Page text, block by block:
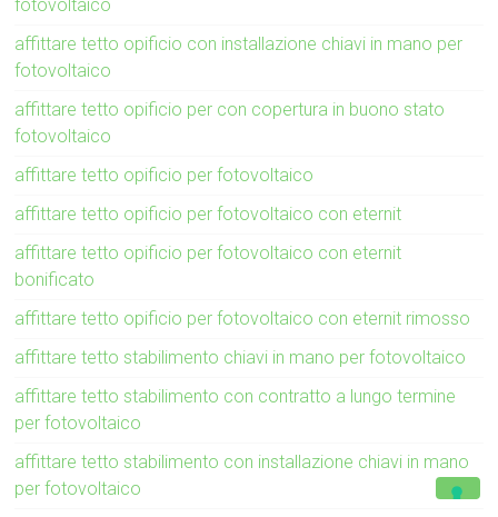
fotovoltaico
affittare tetto opificio con installazione chiavi in mano per
fotovoltaico
affittare tetto opificio per con copertura in buono stato
fotovoltaico
affittare tetto opificio per fotovoltaico
affittare tetto opificio per fotovoltaico con eternit
affittare tetto opificio per fotovoltaico con eternit
bonificato
affittare tetto opificio per fotovoltaico con eternit rimosso
affittare tetto stabilimento chiavi in mano per fotovoltaico
affittare tetto stabilimento con contratto a lungo termine
per fotovoltaico
affittare tetto stabilimento con installazione chiavi in mano
per fotovoltaico